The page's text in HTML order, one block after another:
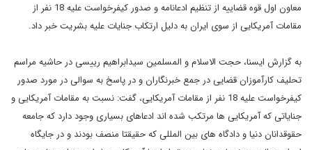
معاون اول قوه قضاییه از تنظیم ادعانامه و صدور کیفرخواست علیه 18 نفر از
مقامات آمریکایی از سوی ایران به دلیل ارتکاب جنایات علیه بشریت خبر داد.
به گزارش ایسنا، حجت الاسلام و المسلمین سیدابراهیم رییسی در حاشیه مراسم
تحلیف کارآموزان قضایی در جمع خبرنگاران و در پاسخ به سوالی در مورد صدور
کیفرخواست علیه 18 نفر از مقامات آمریکایی، گفت: نسبت به مقامات آمریکایی و
جنایاتی که آمریکایی ها مرتکب شده اند ادعاهای بسیاری وجود دارد که جامعه
حقوقدانان دنیا و دادگاه های بین المللی که حقیقتا منصف بودند و در جایگاه